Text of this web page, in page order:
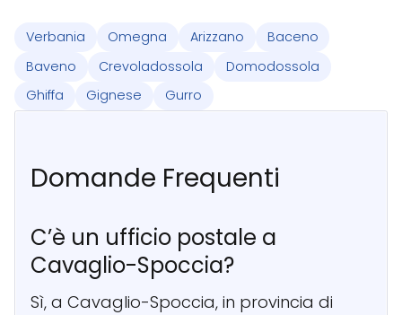
Verbania Omegna Arizzano
Baceno
Baveno
Crevoladossola
Domodossola
Ghiffa
Gignese Gurro
Domande Frequenti
C’è un ufficio postale a
Cavaglio-Spoccia?
Sì, a Cavaglio-Spoccia, in provincia di